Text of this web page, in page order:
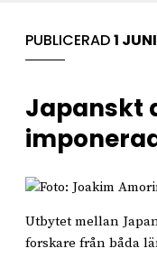
PUBLICERAD1
Japanskt
Utbytet mellan
forskare från båda